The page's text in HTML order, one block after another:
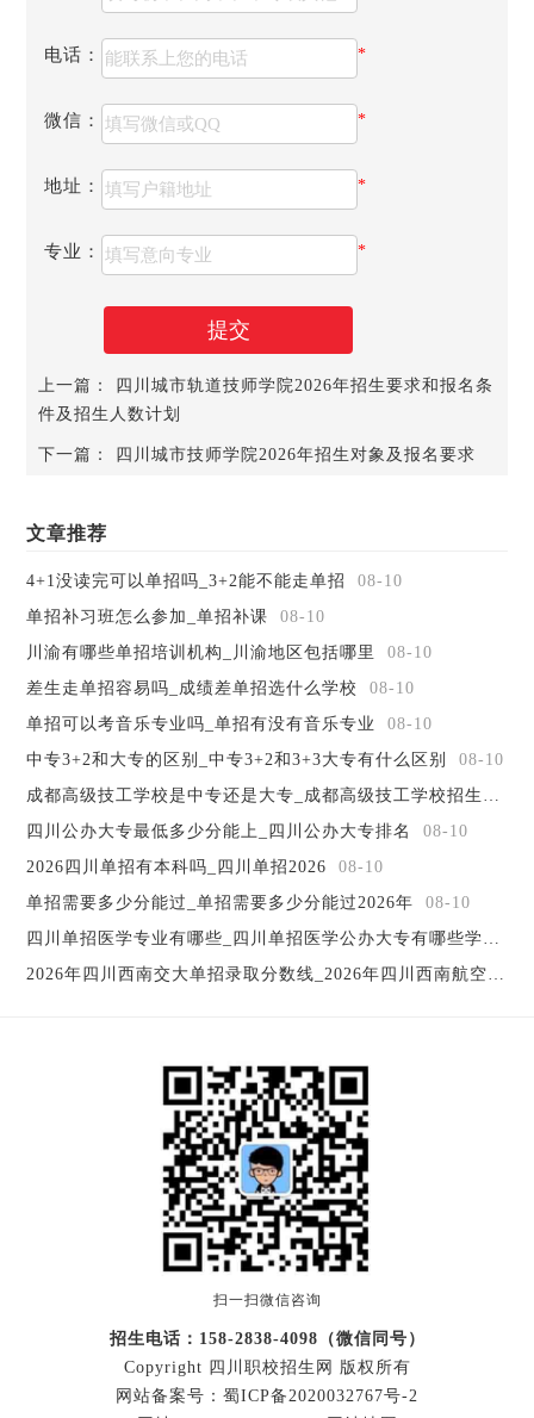
亿多元，校舍建筑总面积30余万平方米。师资力量雄厚。学
校与政府、行业、企业广泛开展校企合作，为学生实习就业
提供坚强保障。学院建有与各专业配套的实验实训室，实践
设备总值达到1.2亿元人民币。
理、自我服务、自我监督”的学生“四字”教育模式，学生凭借
城市学院图书馆建筑面积12600平方米，拥有藏书140余
万册。学院拥有配套完善的生活设施，学生公寓占地
12573+2.31平方米，学生食堂21088.1平方米，生活福利及附
培养层次相适应的专兼职教师队伍，其中专职教师301人，兼
职教师144人。学院高度重视校企合作与产教融合，现已与
500余家单位建立了校企合作关系，共建校内外实习实训基
地，开展技术与文化交流、人员培训、双师型教师队伍建设
学院现有机械类、电工电子类、信息类、交通类、服务
类、财经商贸类、建筑类、轻工类、文化艺术类及其他等十
个大类共22个招生专业。护理、幼儿教育、航空服务、汽车
维修、室内设计、建筑施工、城市轨道等为学院重点建设的
四川城市学院为学生提供多种学历提升途径，学生可以套
电话： *
微信： *
地址： *
专业： *
提交
上一篇：
四川城市轨道技师学院2026年招生要求和报名条
件及招生人数计划
下一篇： 四川城市技师学院2026年招生对象及报名要求
文章推荐
4+1没读完可以单招吗_3+2能不能走单招
08-10
单招补习班怎么参加_单招补课
08-10
川渝有哪些单招培训机构_川渝地区包括哪里
08-10
差生走单招容易吗_成绩差单招选什么学校
08-10
单招可以考音乐专业吗_单招有没有音乐专业
08-10
中专3+2和大专的区别_中专3+2和3+3大专有什么区别
08-10
成都高级技工学校是中专还是大专_成都高级技工学校招生简章
四川公办大专最低多少分能上_四川公办大专排名
08-10
2026四川单招有本科吗_四川单招2026
08-10
单招需要多少分能过_单招需要多少分能过2026年
08-10
四川单招医学专业有哪些_四川单招医学公办大专有哪些学校
2026年四川西南交大单招录取分数线_2026年四川西南航空职业学院寒假放假
扫一扫微信咨询
招生电话：158-2838-4098（微信同号）
Copyright 四川职校招生网 版权所有
网站备案号： 蜀ICP备2020032767号-2